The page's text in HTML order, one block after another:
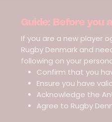
Guide: Before you
If you are a new player
Rugby Denmark and
following on your
Confirm that you
Ensure you have
Acknowledge the
Agree to Rugby